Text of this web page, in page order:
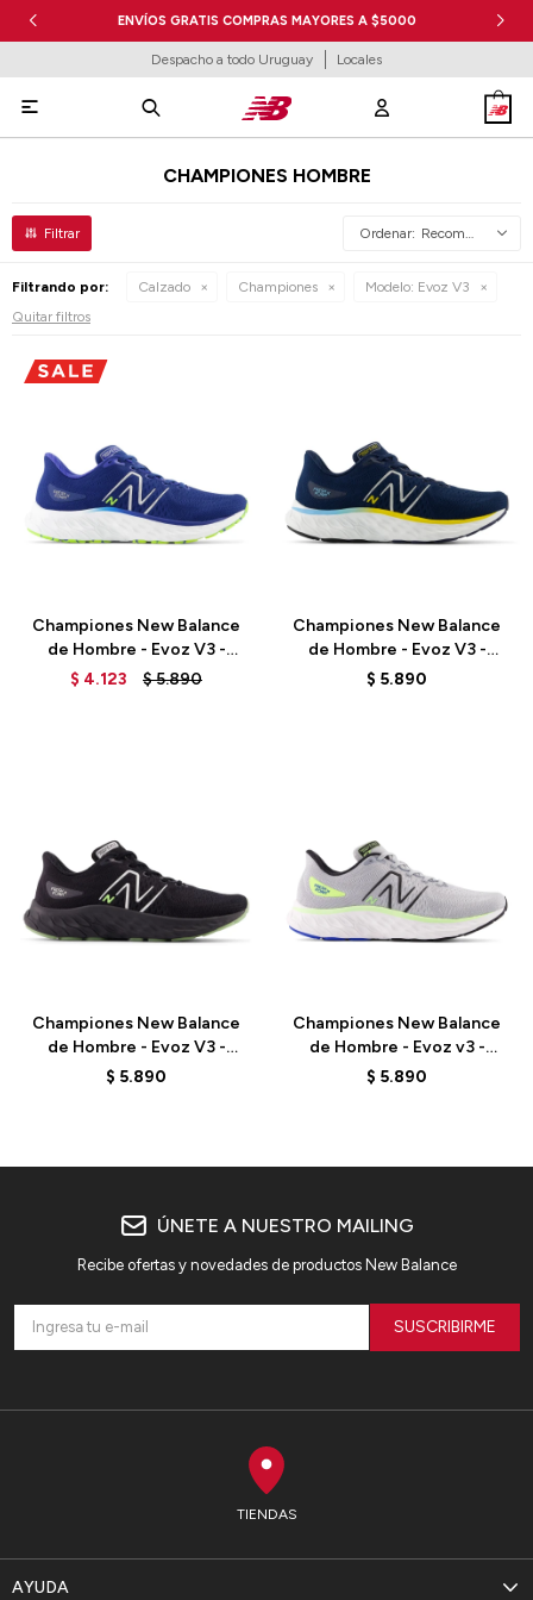
ENVÍOS GRATIS COMPRAS MAYORES A $5000
Despacho a todo Uruguay Locales

CHAMPIONES HOMBRE
Recomendados
Filtrando por: Calzado Championes Modelo: Evoz V3
Quitar filtros
Championes New Balance
de Hombre - Evoz V3 -
MEVOZCG3 - MARINE BLUE
$ 4.123 $5.890
Championes New Balance
de Hombre - Evoz V3 -
MEVOZCH3 - BLUE
$ 5.890
Championes New Balance
de Hombre - Evoz V3 -
MEVOZGB3 - BLACK
$ 5.890
Championes New Balance
de Hombre - Evoz v3 -
MEVOZRG3 - ALUMINUM
$ 5.890
TIENDAS
AYUDA
ÚNETE A NUESTRO MAILING
Recibe ofertas y novedades de productos New Balance
SUSCRIBIRME